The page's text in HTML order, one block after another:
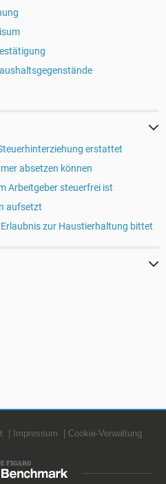
erstattet
absetzen können
Arbeitgeber steuerfrei ist
aufsetzt
zur Haustierhaltung bittet
Impressum Cookie-Verwaltung